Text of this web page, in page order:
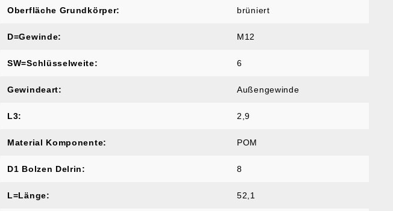
Oberfläche Grundkörper: brüniert
D=Gewinde: M12
SW=Schlüsselweite: 6
Gewindeart: Außengewinde
L3: 2,9
Material Komponente: POM
D1 Bolzen Delrin: 8
L=Länge: 52,1